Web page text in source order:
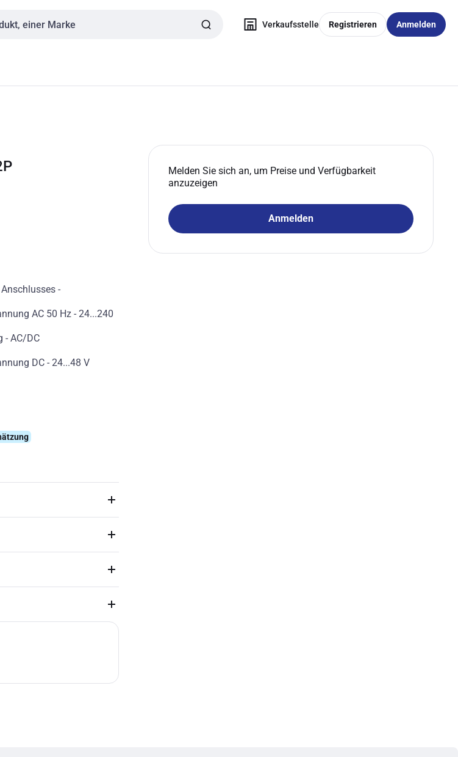
Verkaufsstelle Registrieren Anmelden
Melden Sie sich an, um Preise und Verfügbarkeit
anzuzeigen
Anmelden
-
AC 50 Hz- 24...240
- AC/DC
DC- 24...48 V